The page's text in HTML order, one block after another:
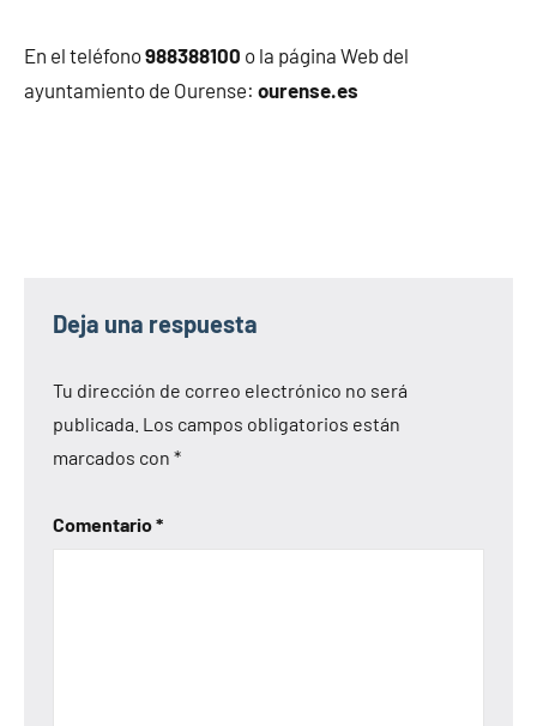
En el teléfono988388100 o la página Web del
ayuntamiento de Ourense: ourense.es
Deja una respuesta
Tu dirección de correo electrónico no será
publicada. Los campos obligatorios están
marcados con *
Comentario*